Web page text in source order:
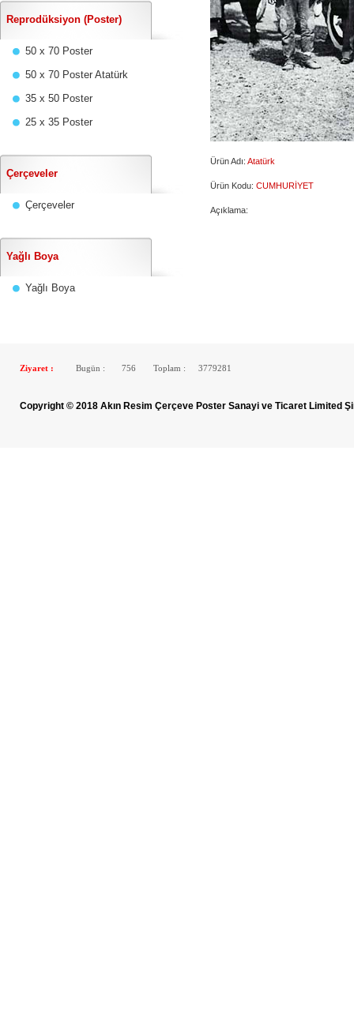
Reprodüksiyon (Poster)
50 x 70 Poster
50 x 70 Poster Atatürk
35 x 50 Poster
25 x 35 Poster
Çerçeveler
Çerçeveler
Yağlı Boya
Yağlı Boya
Ürün Adı: Atatürk
Ürün Kodu: CUMHURİYET
Açıklama:
Ziyaret : Bugün : 756 Toplam : 3779281
Copyright © 2018 Akın Resim Çerçeve Poster Sanayi ve Ticaret Limited